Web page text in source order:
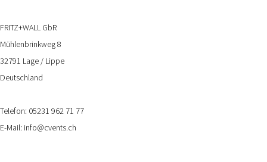
FRITZ+WALL GbR
Mühlenbrinkweg 8
32791 Lage / Lippe
Deutschland
Telefon: 05231 962 71 77
E-Mail: info@cvents.ch